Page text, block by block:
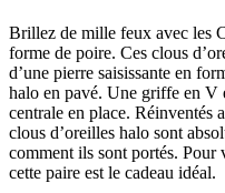
Brillez de mille feux avec les
forme de poire. Ces clous
d’une pierre saisissante en
halo en pavé. Une griffe en V
centrale en place. Réinventés
clous d’oreilles halo sont
comment ils sont portés. Pour
cette paire est le cadeau idéal.